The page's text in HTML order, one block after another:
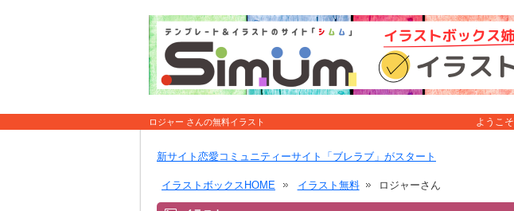
ロジャー さんの無料イラスト ようこそ
新サイト恋愛コミュニティーサイト「ブレラブ」がスタート
イラストボックスHOME イラスト無料 ロジャーさん